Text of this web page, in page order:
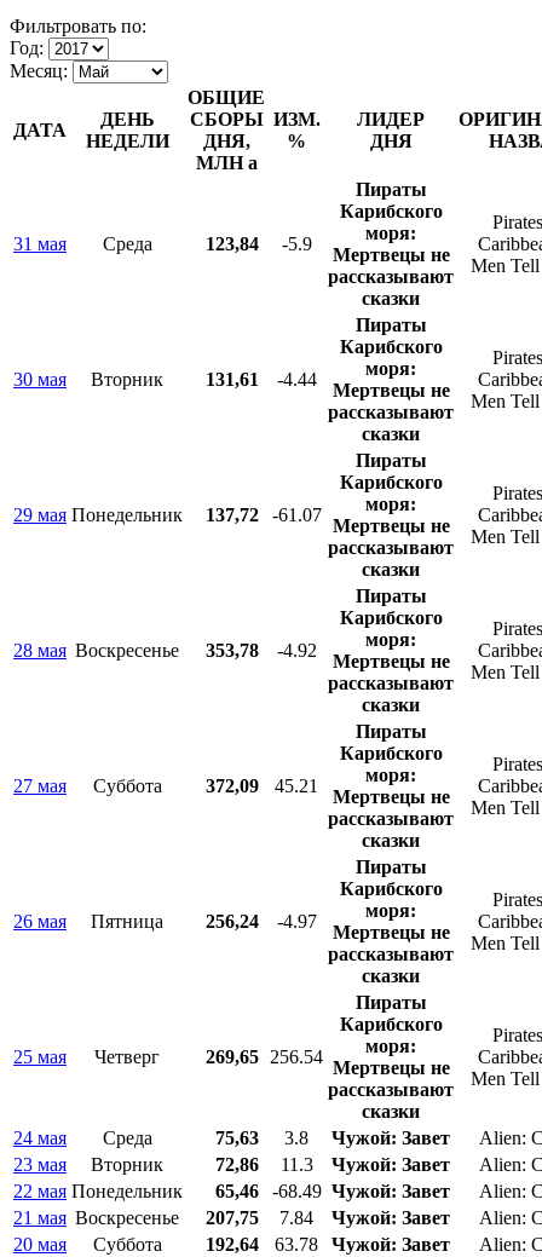
Фильтровать по:
Год:
Месяц:
ДАТА
ДЕНЬ
НЕДЕЛИ
ОБЩИЕ
СБОРЫ
ДНЯ,
МЛНa
ИЗМ.
%
ЛИДЕР
ДНЯ
31 мая Среда 123,84 -5.9
Пираты
Карибского
моря:
Мертвецы не
рассказывают
сказки
Men
30 мая Вторник 131,61 -4.44
Пираты
Карибского
моря:
Мертвецы не
рассказывают
сказки
Men
29 мая Понедельник 137,72 -61.07
Пираты
Карибского
моря:
Мертвецы не
рассказывают
сказки
Men
28 мая Воскресенье 353,78 -4.92
Пираты
Карибского
моря:
Мертвецы не
рассказывают
сказки
Men
27 мая Суббота 372,09 45.21
Пираты
Карибского
моря:
Мертвецы не
рассказывают
сказки
Men
26 мая Пятница 256,24 -4.97
Пираты
Карибского
моря:
Мертвецы не
рассказывают
сказки
Men
25 мая Четверг 269,65 256.54
Пираты
Карибского
моря:
Мертвецы не
рассказывают
сказки
Men
24 мая Среда 75,63 3.8 Чужой: Завет
Alien:
23 мая
Вторник 72,86 11.3 Чужой: Завет
Alien:
22 мая Понедельник 65,46 -68.49 Чужой: Завет
Alien:
21 мая Воскресенье 207,75 7.84 Чужой: Завет
Alien:
20 мая
Суббота 192,64 63.78 Чужой: Завет
Alien: